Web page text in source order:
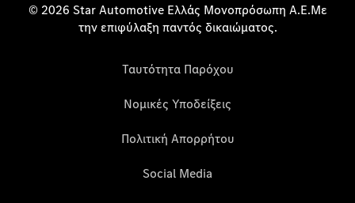
© 2026 Star Automotive Ελλάς Μονοπρόσωπη Α.Ε.Με
την επιφύλαξη παντός δικαιώματος.
Ταυτότητα Παρόχου
Νομικές Υποδείξεις
Πολιτική Απορρήτου
Social Media